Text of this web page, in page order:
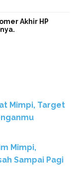
Akhir HP
Mimpi, Target
Mimpi,
Sampai Pagi